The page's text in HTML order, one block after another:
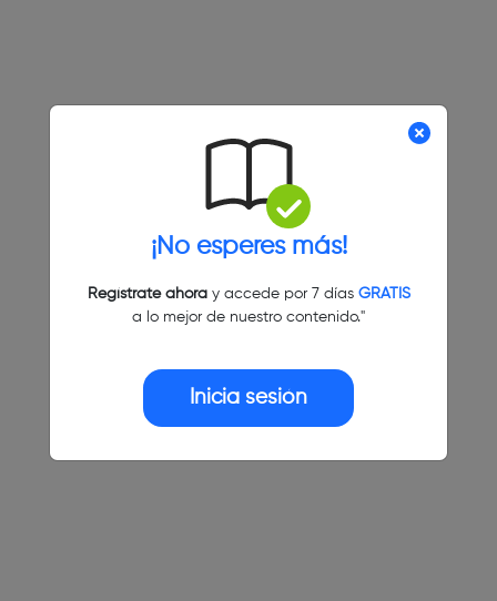
¡No esperes más!
Regístrate ahoray accede por 7 días GRATIS
a lo mejor de nuestro contenido."
Inicia sesión